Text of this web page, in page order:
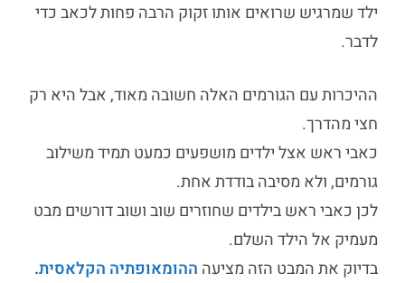
ילד שמרגיש שרואים אותו זקוק הרבה פחות לכאב כדי
לדבר.
ההיכרות עם הגורמים האלה חשובה מאוד, אבל היא רק
חצי מהדרך.
כאבי ראש אצל ילדים מושפעים כמעט תמיד משילוב
גורמים, ולא מסיבה בודדת אחת.
לכן כאבי ראש בילדים שחוזרים שוב ושוב דורשים מבט
מעמיק אל הילד השלם.
בדיוק את המבט הזה מציעה ההומאופתיה הקלאסית.